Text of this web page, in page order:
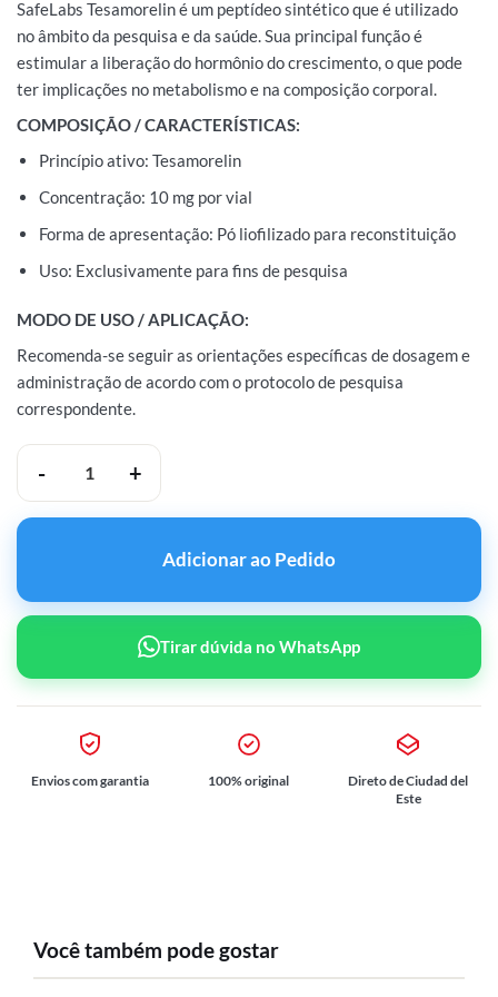
SafeLabs Tesamorelin é um peptídeo sintético que é utilizado
no âmbito da pesquisa e da saúde. Sua principal função é
estimular a liberação do hormônio do crescimento, o que pode
ter implicações no metabolismo e na composição corporal.
COMPOSIÇÃO / CARACTERÍSTICAS:
Princípio ativo: Tesamorelin
Concentração: 10 mg por vial
Forma de apresentação: Pó liofilizado para reconstituição
Uso: Exclusivamente para fins de pesquisa
MODO DE USO / APLICAÇÃO:
Recomenda-se seguir as orientações específicas de dosagem e
administração de acordo com o protocolo de pesquisa
correspondente.
SafeLabs Tesamorelin 10mg quantidade
Adicionar ao Pedido
Tirar dúvida no WhatsApp
Envios com garantia 100% original
Direto de Ciudad del
Este
Você também pode gostar